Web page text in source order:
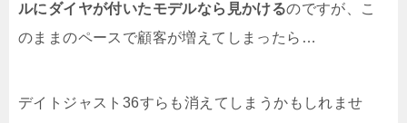
ルにダイヤが付いたモデルなら見かけるのですが、こ
のままのペースで顧客が増えてしまったら…
デイトジャスト36すらも消えてしまうかもしれませ